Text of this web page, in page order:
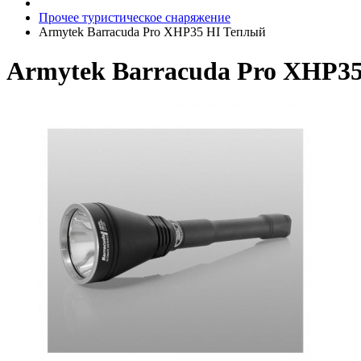
Прочее туристическое снаряжение
Armytek Barracuda Pro XHP35 HI Теплый
Armytek Barracuda Pro